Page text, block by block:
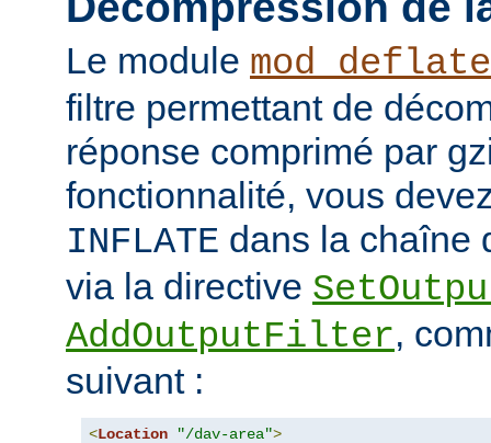
Le module mod_deflate
filtre permettant de
réponse comprimé par
fonctionnalité, vous
INFLATE dans la chaîne
via la directive
AddOutputFilter,
suivant :
<Location "/dav-area">